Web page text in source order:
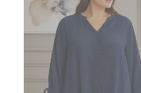
Tunika